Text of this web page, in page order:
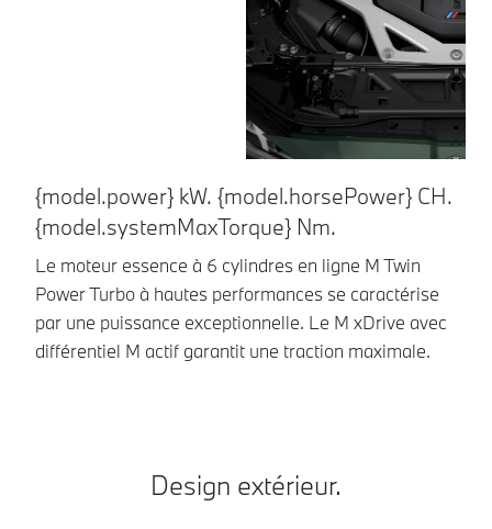
{model.power} kW. {model.horsePower} CH.
{model.systemMaxTorque} Nm.
Le moteur essence à 6 cylindres en ligne M Twin
Power Turbo à hautes performances se caractérise
par une puissance exceptionnelle. Le M xDrive avec
différentiel M actif garantit une traction maximale.
Design extérieur.